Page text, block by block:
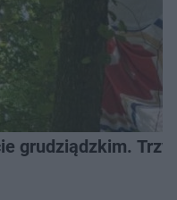
grudziądzkim.